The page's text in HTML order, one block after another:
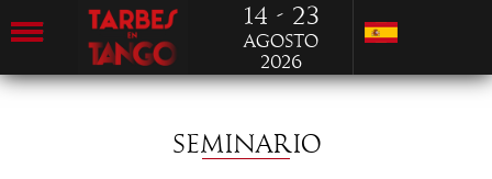
14 - 23
Agosto
2026
SEMINARIO